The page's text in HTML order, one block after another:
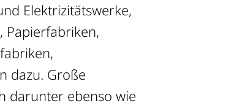
Elektrizitätswerke,
Papierfabriken,
dazu. Große
darunter ebenso wie